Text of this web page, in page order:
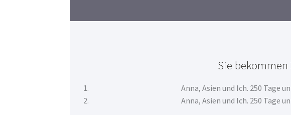
Sie
Anna, Asien und Ich. 250 Tage
Anna, Asien und Ich. 250 Tage